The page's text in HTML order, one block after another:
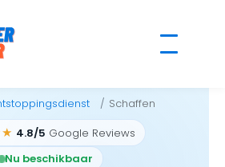
Schaffen
4.8/5 Google Reviews
Nu beschikbaar